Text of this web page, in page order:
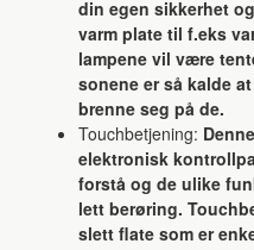
din egen sikkerhet
varm plate til f.eks
lampene vil være
sonene er så kalde
brenne seg på de.
Touchbetjening:
elektronisk
forstå og de ulike
lett berøring.
slett flate som er